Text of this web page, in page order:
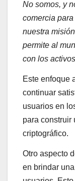
No somos, y
comercia
nuestra
permite al
con los
Este enfoque
continuar
usuarios en
para construir
criptográfico.
Otro aspecto
en brindar